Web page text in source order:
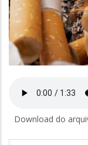
Download do